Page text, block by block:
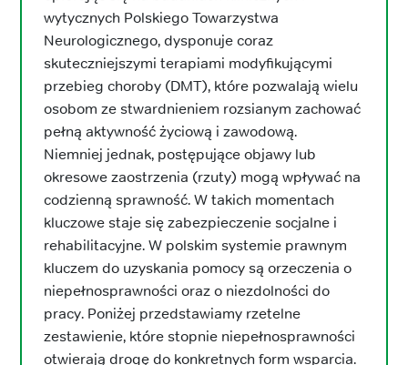
wytycznych Polskiego Towarzystwa
Neurologicznego, dysponuje coraz
skuteczniejszymi terapiami modyfikującymi
przebieg choroby (DMT), które pozwalają wielu
osobom ze stwardnieniem rozsianym zachować
pełną aktywność życiową i zawodową.
Niemniej jednak, postępujące objawy lub
okresowe zaostrzenia (rzuty) mogą wpływać na
codzienną sprawność. W takich momentach
kluczowe staje się zabezpieczenie socjalne i
rehabilitacyjne. W polskim systemie prawnym
kluczem do uzyskania pomocy są orzeczenia o
niepełnosprawności oraz o niezdolności do
pracy. Poniżej przedstawiamy rzetelne
zestawienie, które stopnie niepełnosprawności
otwierają drogę do konkretnych form wsparcia.